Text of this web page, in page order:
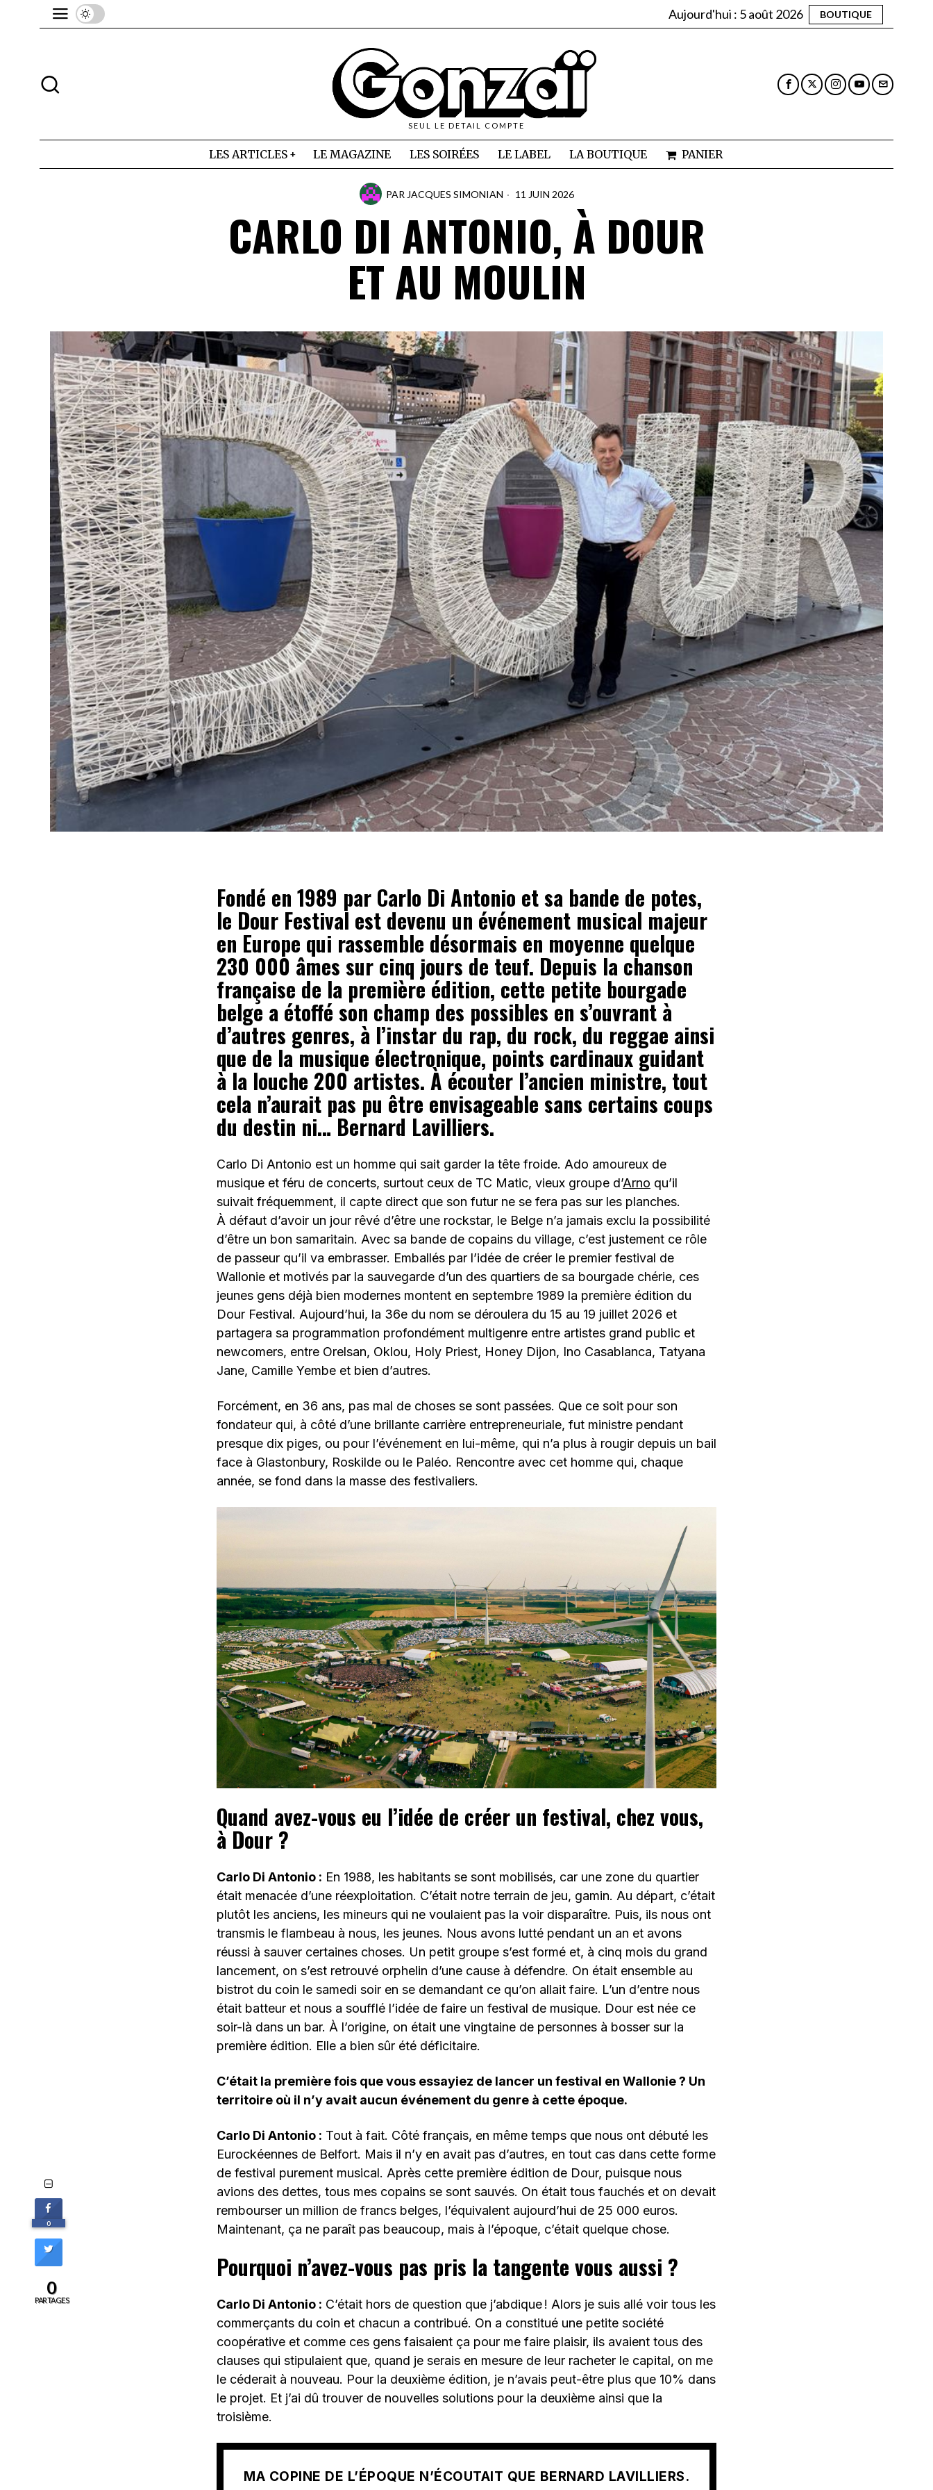
Aujourd'hui : 5 août 2026 BOUTIQUE
SEUL LE DETAIL COMPTE
LES ARTICLES LE MAGAZINE LES SOIRÉES LE LABEL LA BOUTIQUE PANIER
PAR JACQUES SIMONIAN 11 JUIN 2026
CARLO DI ANTONIO, À DOUR
ET AU MOULIN
Fondé en 1989 par Carlo Di Antonio et sa bande de potes,
le Dour Festival est devenu un événement musical majeur
en Europe qui rassemble désormais en moyenne quelque
230 000 âmes sur cinq jours de teuf. Depuis la chanson
française de la première édition, cette petite bourgade
belge a étoffé son champ des possibles en s’ouvrant à
d’autres genres, à l’instar du rap, du rock, du reggae ainsi
que de la musique électronique, points cardinaux guidant
à la louche 200 artistes. À écouter l’ancien ministre, tout
cela n’aurait pas pu être envisageable sans certains coups
du destin ni… Bernard Lavilliers.
Carlo Di Antonio est un homme qui sait garder la tête froide. Ado amoureux de
musique et féru de concerts, surtout ceux de TC Matic, vieux groupe d’Arno qu’il
suivait fréquemment, il capte direct que son futur ne se fera pas sur les planches.
À défaut d’avoir un jour rêvé d’être une rockstar, le Belge n’a jamais exclu la possibilité
d’être un bon samaritain. Avec sa bande de copains du village, c’est justement ce rôle
de passeur qu’il va embrasser. Emballés par l’idée de créer le premier festival de
Wallonie et motivés par la sauvegarde d’un des quartiers de sa bourgade chérie, ces
jeunes gens déjà bien modernes montent en septembre 1989 la première édition du
Dour Festival. Aujourd’hui, la 36e du nom se déroulera du 15 au 19 juillet 2026 et
partagera sa programmation profondément multigenre entre artistes grand public et
newcomers, entre Orelsan, Oklou, Holy Priest, Honey Dijon, Ino Casablanca, Tatyana
Jane, Camille Yembe et bien d’autres.
Forcément, en 36 ans, pas mal de choses se sont passées. Que ce soit pour son
fondateur qui, à côté d’une brillante carrière entrepreneuriale, fut ministre pendant
presque dix piges, ou pour l’événement en lui-même, qui n’a plus à rougir depuis un bail
face à Glastonbury, Roskilde ou le Paléo. Rencontre avec cet homme qui, chaque
année, se fond dans la masse des festivaliers.
Quand avez-vous eu l’idée de créer un festival, chez vous,
à Dour ?
Carlo Di Antonio : En 1988, les habitants se sont mobilisés, car une zone du quartier
était menacée d’une réexploitation. C’était notre terrain de jeu, gamin. Au départ, c’était
plutôt les anciens, les mineurs qui ne voulaient pas la voir disparaître. Puis, ils nous ont
transmis le flambeau à nous, les jeunes. Nous avons lutté pendant un an et avons
réussi à sauver certaines choses. Un petit groupe s’est formé et, à cinq mois du grand
lancement, on s’est retrouvé orphelin d’une cause à défendre. On était ensemble au
bistrot du coin le samedi soir en se demandant ce qu’on allait faire. L’un d’entre nous
était batteur et nous a soufflé l’idée de faire un festival de musique. Dour est née ce
soir-là dans un bar. À l’origine, on était une vingtaine de personnes à bosser sur la
première édition. Elle a bien sûr été déficitaire.
C’était la première fois que vous essayiez de lancer un festival en Wallonie ? Un
territoire où il n’y avait aucun événement du genre à cette époque.
Carlo Di Antonio : Tout à fait. Côté français, en même temps que nous ont débuté les
Eurockéennes de Belfort. Mais il n’y en avait pas d’autres, en tout cas dans cette forme
de festival purement musical. Après cette première édition de Dour, puisque nous
avions des dettes, tous mes copains se sont sauvés. On était tous fauchés et on devait
rembourser un million de francs belges, l’équivalent aujourd’hui de 25 000 euros.
Maintenant, ça ne paraît pas beaucoup, mais à l’époque, c’était quelque chose.
Pourquoi n’avez-vous pas pris la tangente vous aussi ?
Carlo Di Antonio : C’était hors de question que j’abdique ! Alors je suis allé voir tous les
commerçants du coin et chacun a contribué. On a constitué une petite société
coopérative et comme ces gens faisaient ça pour me faire plaisir, ils avaient tous des
clauses qui stipulaient que, quand je serais en mesure de leur racheter le capital, on me
le céderait à nouveau. Pour la deuxième édition, je n’avais peut-être plus que 10% dans
le projet. Et j’ai dû trouver de nouvelles solutions pour la deuxième ainsi que la
troisième.
MA COPINE DE L’ÉPOQUE N’ÉCOUTAIT QUE BERNARD LAVILLIERS.
0
0
PARTAGES